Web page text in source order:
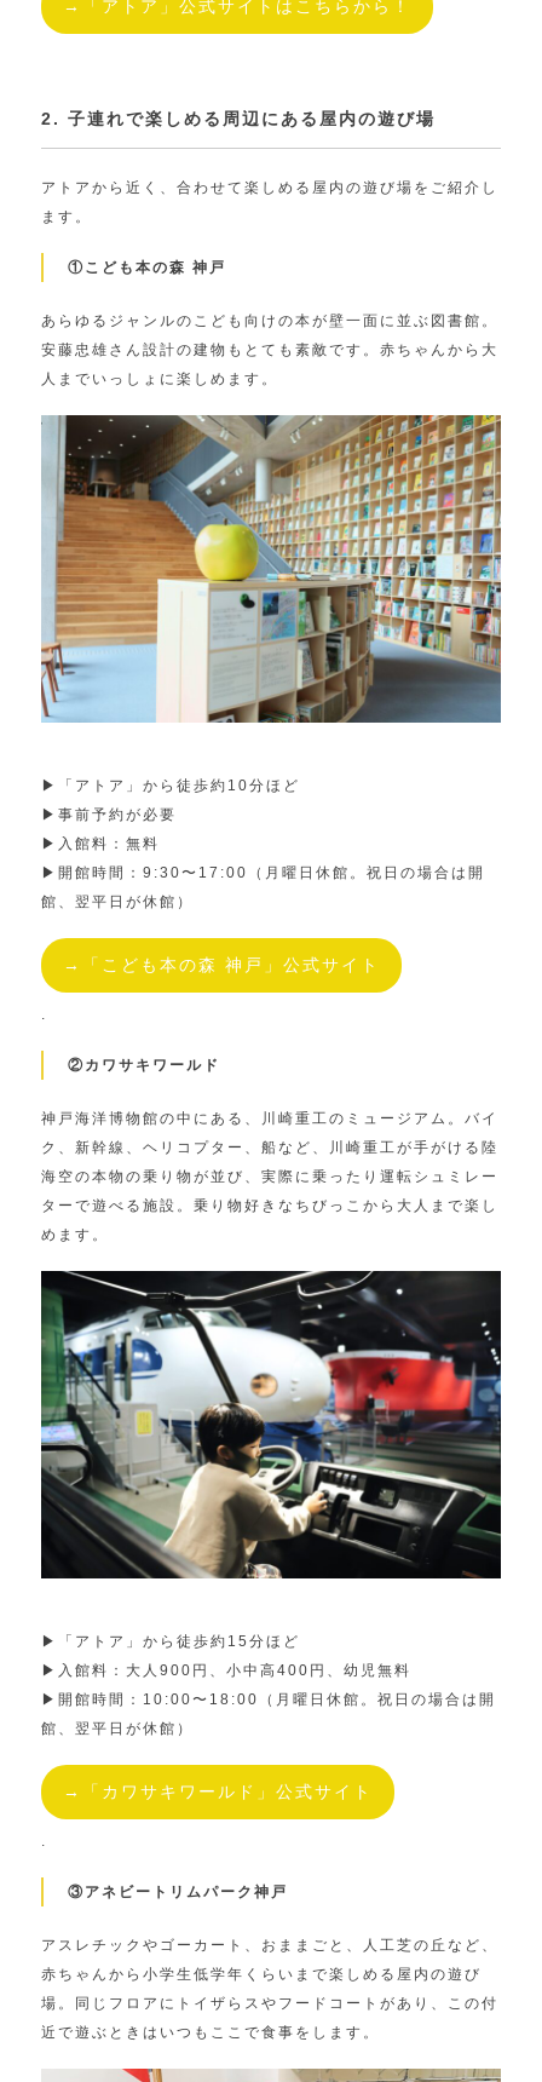
→「アトア」公式サイトはこちらから！
2. 子連れで楽しめる周辺にある屋内の遊び場
アトアから近く、合わせて楽しめる屋内の遊び場をご紹介し
ます。
①こども本の森 神戸
あらゆるジャンルのこども向けの本が壁一面に並ぶ図書館。
安藤忠雄さん設計の建物もとても素敵です。赤ちゃんから大
人までいっしょに楽しめます。
▶︎「アトア」から徒歩約10分ほど
▶︎事前予約が必要
▶︎入館料：無料
▶︎開館時間：9:30〜17:00（月曜日休館。祝日の場合は開
館、翌平日が休館）
→「こども本の森 神戸」公式サイト
②カワサキワールド
神戸海洋博物館の中にある、川崎重工のミュージアム。バイ
ク、新幹線、ヘリコプター、船など、川崎重工が手がける陸
海空の本物の乗り物が並び、実際に乗ったり運転シュミレー
ターで遊べる施設。乗り物好きなちびっこから大人まで楽し
めます。
▶︎「アトア」から徒歩約15分ほど
▶︎入館料：大人900円、小中高400円、幼児無料
▶︎開館時間：10:00〜18:00（月曜日休館。祝日の場合は開
館、翌平日が休館）
→「カワサキワールド」公式サイト
③アネビートリムパーク神戸
アスレチックやゴーカート、おままごと、人工芝の丘など、
赤ちゃんから小学生低学年くらいまで楽しめる屋内の遊び
場。同じフロアにトイザらスやフードコートがあり、この付
近で遊ぶときはいつもここで食事をします。